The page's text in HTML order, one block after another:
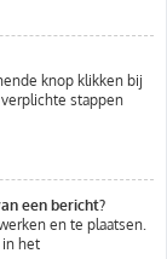
knop klikken bij
stappen
een bericht?
en te plaatsen.
in het